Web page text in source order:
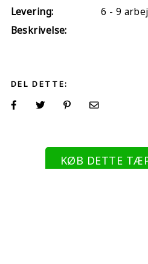
Levering:
6 - 9
Beskrivelse:
DEL DETTE:
KØB DETTE